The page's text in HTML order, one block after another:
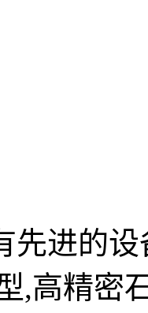
先进的
,高精密